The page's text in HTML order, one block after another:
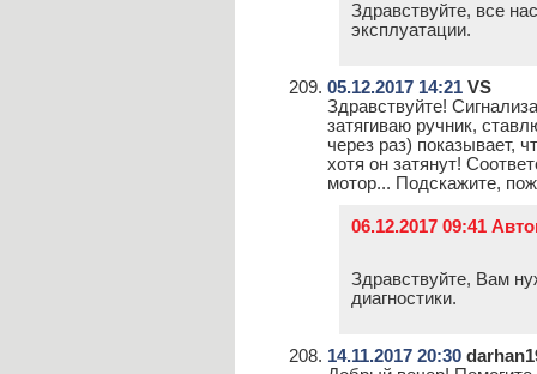
Здравствуйте, все
эксплуатации.
05.12.2017 14:21 VS
Здравствуйте!
затягиваю ручник,
через раз) показывает,
хотя он затянут!
мотор... Подскажите,
06.12.2017 09:41
Здравствуйте, Вам
диагностики.
14.11.2017 20:30